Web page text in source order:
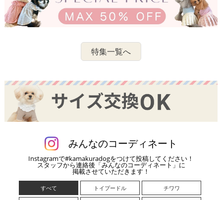
特集一覧へ
みんなのコーディネート
Instagramで#kamakuradogをつけて投稿してください！
スタッフから連絡後「みんなのコーディネート」に
掲載させていただきます！
すべて トイプードル チワワ